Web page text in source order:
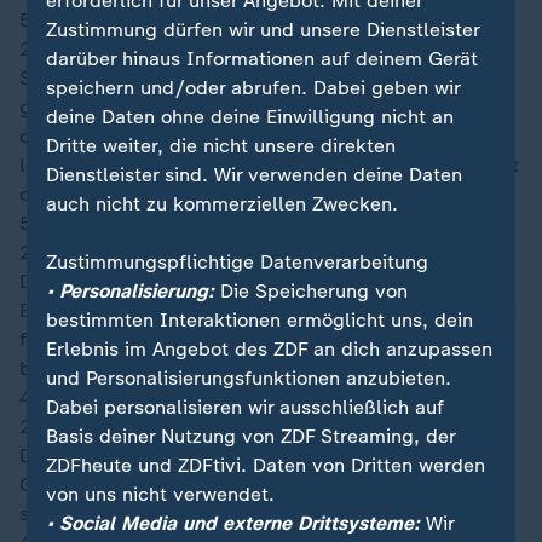
55′
22:15
Seit dem Schweizer Tor ist die Partie so richtig zäh
geworden. Die Kanadier sind bemüht, prallen aber an
der Defensive der Yakin-Elf immer wieder ab. Die Nati
lauert derweil auf Umschaltsituationen, agiert aber mit
deutlich weniger Risiko.
52′
22:12
Die Nati hat im Moment alles im Griff und lässt den
Ball gut durch die eigenen Reihen laufen. Die Canucks
finden derweil so langsam aber sicher wieder etwas
besser ins Spiel.
49′
22:08
Das ist jetzt natürlich eine eiskalte Dusche für die
Canucks, denen der Schock sichtlich in den Knochen
steckt. Im Moment läuft nicht viel zusammen.
Zustimmung dürfen wir und unsere Dienstleister
darüber hinaus Informationen auf deinem Gerät
speichern und/oder abrufen. Dabei geben wir
deine Daten ohne deine Einwilligung nicht an
Dritte weiter, die nicht unsere direkten
Dienstleister sind. Wir verwenden deine Daten
auch nicht zu kommerziellen Zwecken.
Zustimmungspflichtige Datenverarbeitung
• Personalisierung:Die Speicherung von
bestimmten Interaktionen ermöglicht uns, dein
Erlebnis im Angebot des ZDF an dich anzupassen
und Personalisierungsfunktionen anzubieten.
Dabei personalisieren wir ausschließlich auf
Basis deiner Nutzung von ZDF Streaming, der
ZDFheute und ZDFtivi. Daten von Dritten werden
von uns nicht verwendet.
• Social Media und externe Drittsysteme:Wir